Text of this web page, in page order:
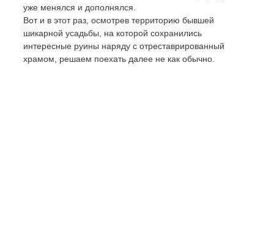
уже менялся и дополнялся.
Вот и в этот раз, осмотрев территорию бывшей
шикарной усадьбы, на которой сохранились
интересные руины наряду с отреставрированный
храмом, решаем поехать далее не как обычно.